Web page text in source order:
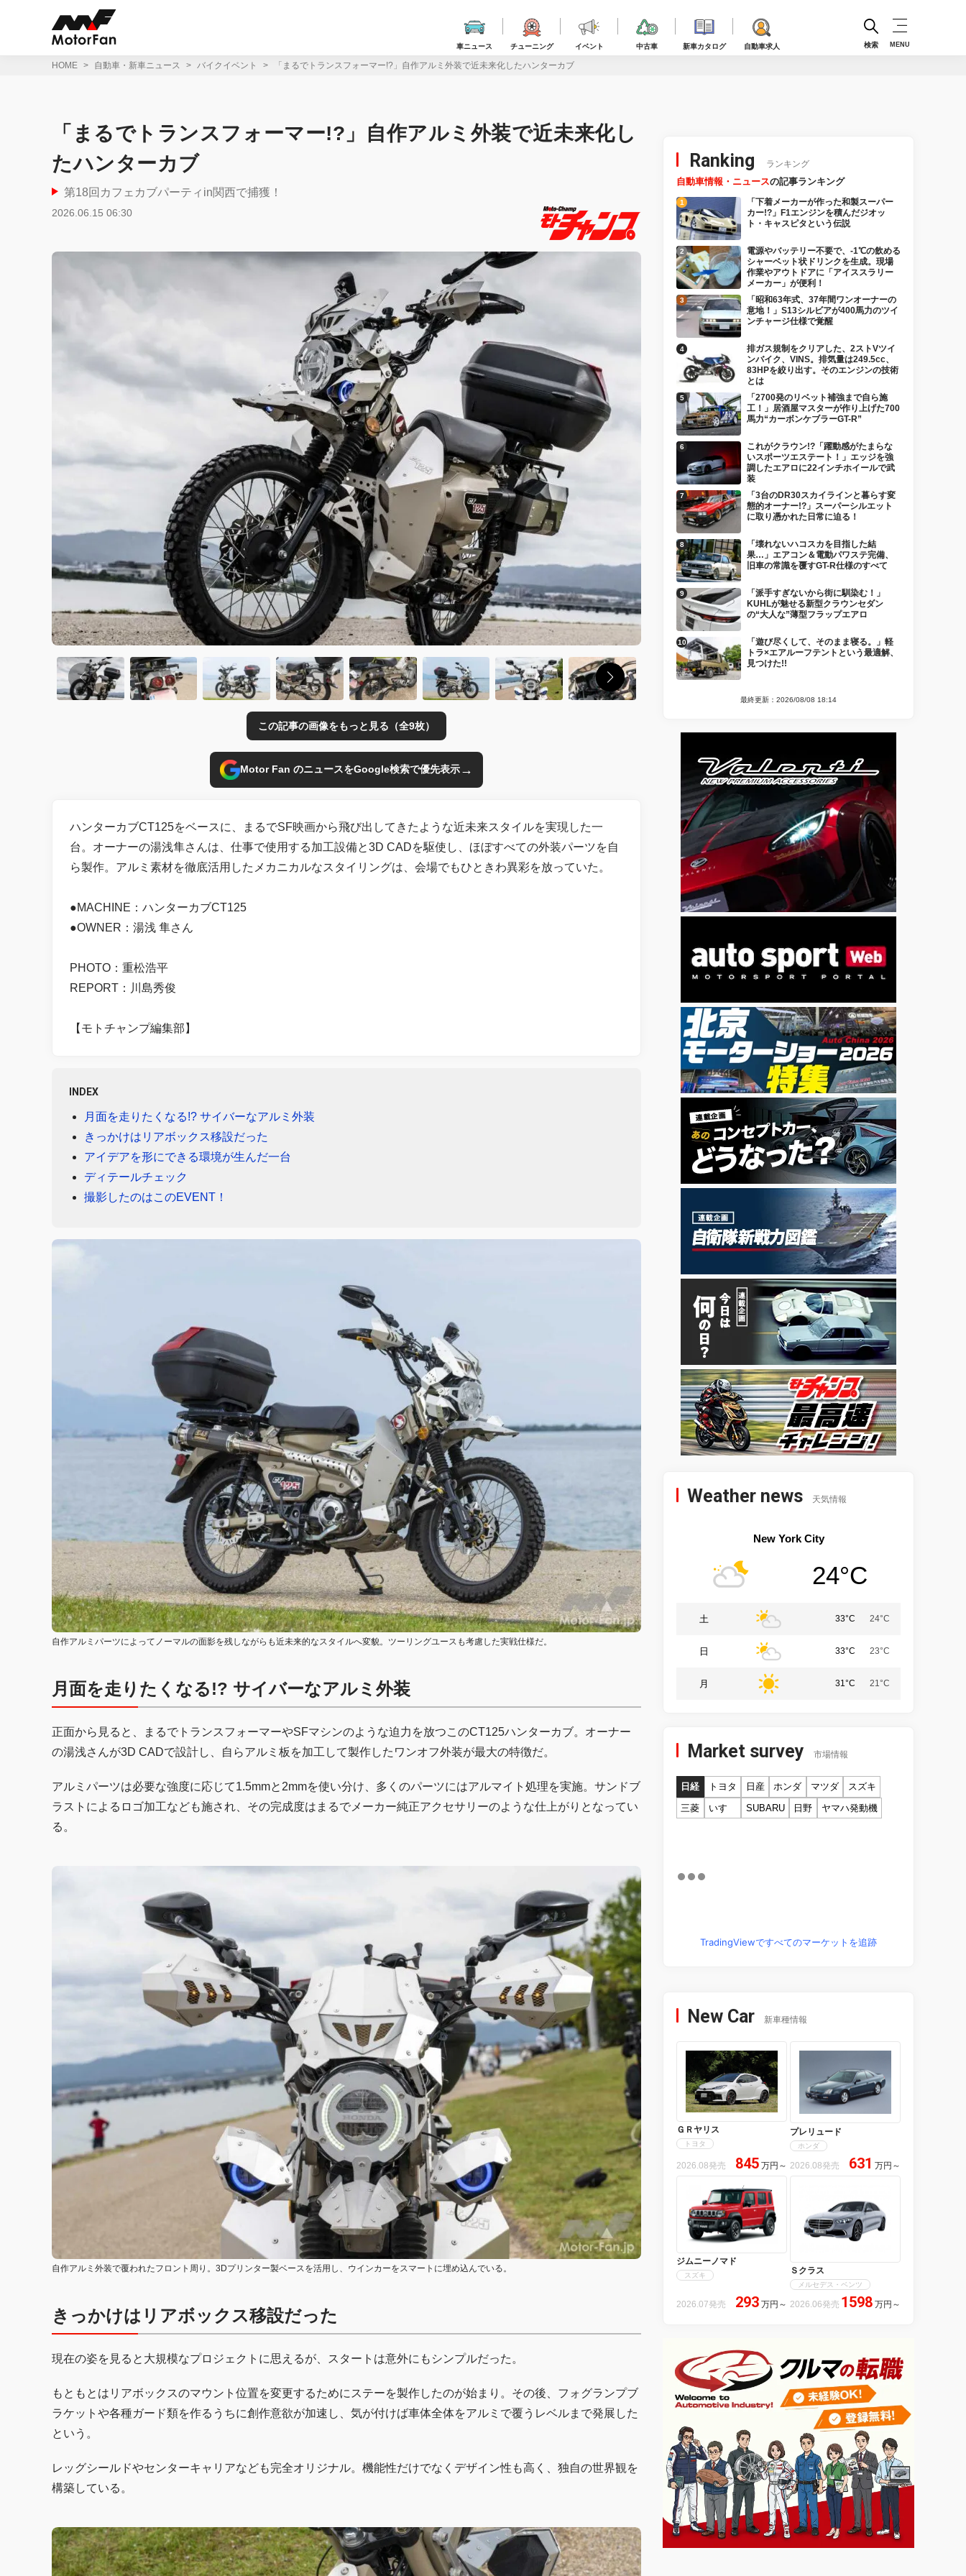
車ニュース チューニング イベント 中古車 新車カタログ 自動車求人 検索 MENU
HOME 自動車・新車ニュース バイクイベント 「まるでトランスフォーマー!?」自作アルミ外装で近未来化したハンターカブ
「まるでトランスフォーマー!?」自作アルミ外装で近未来化し
たハンターカブ
第18回カフェカブパーティin関西で捕獲！
2026.06.15 06:30
この記事の画像をもっと見る（全9枚）
Motor Fan のニュースをGoogle検索で優先表示→
ハンターカブCT125をベースに、まるでSF映画から飛び出してきたような近未来スタイルを実現した一
台。オーナーの湯浅隼さんは、仕事で使用する加工設備と3D CADを駆使し、ほぼすべての外装パーツを自
ら製作。アルミ素材を徹底活用したメカニカルなスタイリングは、会場でもひときわ異彩を放っていた。
●MACHINE：ハンターカブCT125
●OWNER：湯浅 隼さん
PHOTO：重松浩平
REPORT：川島秀俊
【モトチャンプ編集部】
INDEX
月面を走りたくなる!? サイバーなアルミ外装
きっかけはリアボックス移設だった
アイデアを形にできる環境が生んだ一台
ディテールチェック
撮影したのはこのEVENT！
自作アルミパーツによってノーマルの面影を残しながらも近未来的なスタイルへ変貌。ツーリングユースも考慮した実戦仕様だ。
月面を走りたくなる!? サイバーなアルミ外装
正面から見ると、まるでトランスフォーマーやSFマシンのような迫力を放つこのCT125ハンターカブ。オーナー
の湯浅さんが3D CADで設計し、自らアルミ板を加工して製作したワンオフ外装が最大の特徴だ。
アルミパーツは必要な強度に応じて1.5mmと2mmを使い分け、多くのパーツにはアルマイト処理を実施。サンドブ
ラストによるロゴ加工なども施され、その完成度はまるでメーカー純正アクセサリーのような仕上がりとなってい
る。
自作アルミ外装で覆われたフロント周り。3Dプリンター製ベースを活用し、ウインカーをスマートに埋め込んでいる。
きっかけはリアボックス移設だった
現在の姿を見ると大規模なプロジェクトに思えるが、スタートは意外にもシンプルだった。
もともとはリアボックスのマウント位置を変更するためにステーを製作したのが始まり。その後、フォグランプブ
ラケットや各種ガード類を作るうちに創作意欲が加速し、気が付けば車体全体をアルミで覆うレベルまで発展した
という。
レッグシールドやセンターキャリアなども完全オリジナル。機能性だけでなくデザイン性も高く、独自の世界観を
構築している。
Ranking ランキング
自動車情報・ニュースの記事ランキング
「下着メーカーが作った和製スーパー
カー!?」F1エンジンを積んだジオッ
ト・キャスピタという伝説
電源やバッテリー不要で、-1℃の飲める
シャーベット状ドリンクを生成。現場
作業やアウトドアに「アイススラリー
メーカー」が便利！
「昭和63年式、37年間ワンオーナーの
意地！」S13シルビアが400馬力のツイ
ンチャージ仕様で覚醒
排ガス規制をクリアした、2ストVツイ
ンバイク、VINS。排気量は249.5cc、
83HPを絞り出す。そのエンジンの技術
とは
「2700発のリベット補強まで自ら施
工！」居酒屋マスターが作り上げた700
馬力“カーボンケブラーGT-R”
これがクラウン!?「躍動感がたまらな
いスポーツエステート！」エッジを強
調したエアロに22インチホイールで武
装
「3台のDR30スカイラインと暮らす変
態的オーナー!?」スーパーシルエット
に取り憑かれた日常に迫る！
「壊れないハコスカを目指した結
果…」エアコン＆電動パワステ完備、
旧車の常識を覆すGT-R仕様のすべて
「派手すぎないから街に馴染む！」
KUHLが魅せる新型クラウンセダン
の“大人な”薄型フラップエアロ
「遊び尽くして、そのまま寝る。」軽
トラ×エアルーフテントという最適解、
見つけた!!
最終更新：2026/08/08 18:14
Weather news 天気情報
New York City
24°C
土 33°C 24°C
日 33°C 23°C
月 31°C 21°C
Market survey 市場情報
日経 トヨタ 日産 ホンダ マツダ
スズキ
三菱
いすゞ SUBARU 日野 ヤマハ発動機
TradingViewですべてのマーケットを追跡
New Car 新車種情報
ＧＲヤリス
トヨタ
2026.08発売 845 万円 ～
プレリュード
ホンダ
2026.08発売 631 万円 ～
ジムニーノマド
スズキ
2026.07発売 293 万円 ～
Ｓクラス
メルセデス・ベンツ
2026.06発売 1598 万円 ～